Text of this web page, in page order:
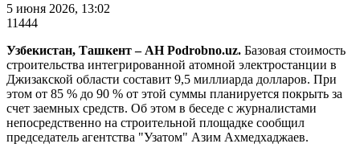
5 июня 2026, 13:02
11444
Узбекистан, Ташкент – АН Podrobno.uz. Базовая стоимость
строительства интегрированной атомной электростанции в
Джизакской области составит 9,5 миллиарда долларов. При
этом от 85 % до 90 % от этой суммы планируется покрыть за
счет заемных средств. Об этом в беседе с журналистами
непосредственно на строительной площадке сообщил
председатель агентства "Узатом" Азим Ахмедхаджаев.